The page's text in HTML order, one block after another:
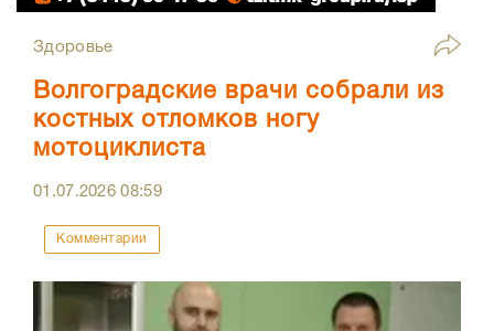
Здоровье
Волгоградские врачи собрали из
костных отломков ногу
мотоциклиста
01.07.202608:59
Комментарии